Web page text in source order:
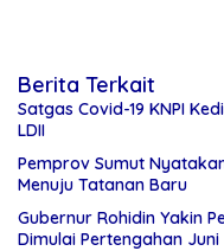
Berita Terkait
Satgas Covid-19 KNPI
LDII
Pemprov Sumut
Menuju Tatanan Baru
Gubernur Rohidin Yakin
Dimulai Pertengahan Juni